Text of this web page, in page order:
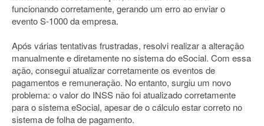
funcionando corretamente, gerando um erro ao enviar o
evento S-1000 da empresa.
Após várias tentativas frustradas, resolvi realizar a alteração
manualmente e diretamente no sistema do eSocial. Com essa
ação, consegui atualizar corretamente os eventos de
pagamentos e remuneração. No entanto, surgiu um novo
problema: o valor do INSS não foi atualizado corretamente
para o sistema eSocial, apesar de o cálculo estar correto no
sistema de folha de pagamento.